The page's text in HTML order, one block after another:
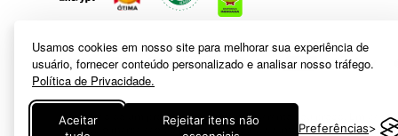
Usamos cookies em nosso site para melhorar sua experiência de
usuário, fornecer conteúdo personalizado e analisar nosso tráfego.
Política de Privacidade.
Aceitar
Rejeitar itens não
Preferências
A inclusão de um produto na sacola não garante seu preço. Em caso
logotipo e marca são de propriedade de
www.mash.com.br. É